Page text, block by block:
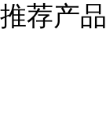
推荐产品